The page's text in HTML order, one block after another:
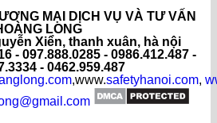
MẠI DỊCH VỤ VÀ TƯ VẤN
LONG
Xiển, thanh xuân, hà nội
- 097.888.0285 - 0986.412.487 -
- 0462.959.487
,www.safetyhanoi.com,